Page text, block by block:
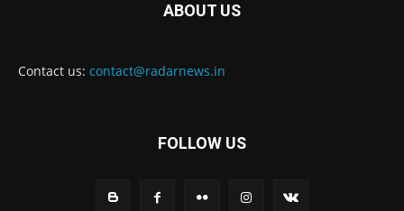
ABOUT US
Contact us: contact@radarnews.in
FOLLOW US